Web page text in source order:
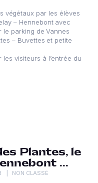
végétaux par les élèves
– Hennebont avec
le parking de Vannes
– Buvettes et petite
les visiteurs à l’entrée du
Plantes, le
…
NON CLASSÉ